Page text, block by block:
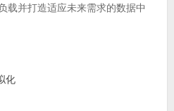
载并打造适应未来需求的数据中
化